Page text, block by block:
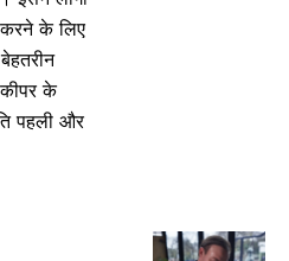
के लिए
के
पहली और